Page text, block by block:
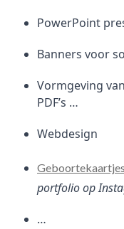
PowerPoint
Banners voor
Vormgeving
PDF’s …
Webdesign
portfolio op
…